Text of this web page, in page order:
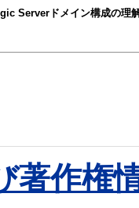
Serverドメイン構成の理
著作権